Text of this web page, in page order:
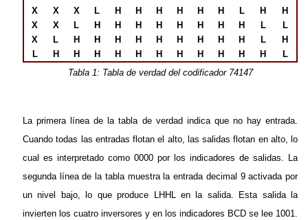
X
X X L H H H H H H L H
H
X
X L H H H H H H H H L
L
X
L H H H H H H H H H L
H
L
H H H H H H H H H H H
L
Tabla 1: Tabla de verdad del codificador 74147
La primera línea de la tabla de verdad indica que no hay entrada.
Cuando todas las entradas flotan el alto, las salidas flotan en alto, lo
cual es interpretado como 0000 por los indicadores de salidas. La
segunda línea de la tabla muestra la entrada decimal 9 activada por
un nivel bajo, lo que produce LHHL en la salida. Esta salida la
invierten los cuatro inversores y en los indicadores BCD se lee 1001.